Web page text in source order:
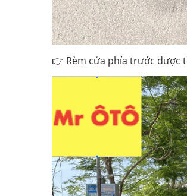
👉 Rèm cửa phía trước được